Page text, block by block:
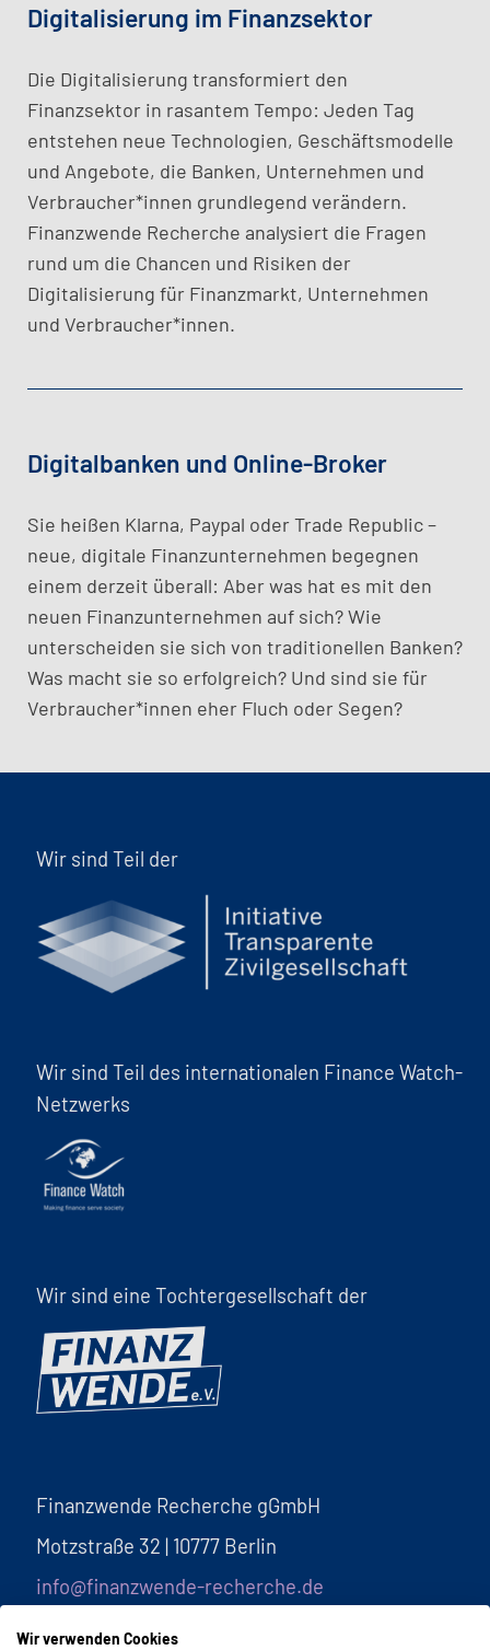
Digitalisierung im Finanzsektor
Die Digitalisierung transformiert den
Finanzsektor in rasantem Tempo: Jeden Tag
entstehen neue Technologien, Geschäftsmodelle
und Angebote, die Banken, Unternehmen und
Verbraucher*innen grundlegend verändern.
Finanzwende Recherche analysiert die Fragen
rund um die Chancen und Risiken der
Digitalisierung für Finanzmarkt, Unternehmen
und Verbraucher*innen.
Digitalbanken und Online-Broker
​Sie heißen Klarna, Paypal oder Trade Republic –
neue, digitale Finanzunternehmen begegnen
einem derzeit überall: Aber was hat es mit den
neuen Finanzunternehmen auf sich? Wie
unterscheiden sie sich von traditionellen Banken?
Was macht sie so erfolgreich? Und sind sie für
Verbraucher*innen eher Fluch oder Segen?
Wir sind Teil der
Wir sind Teil des internationalen Finance Watch-
Netzwerks
Wir sind eine Tochtergesellschaft der
Finanzwende Recherche gGmbH
Motzstraße 32 | 10777 Berlin
info@finanzwende-recherche.de
Wir verwenden Cookies